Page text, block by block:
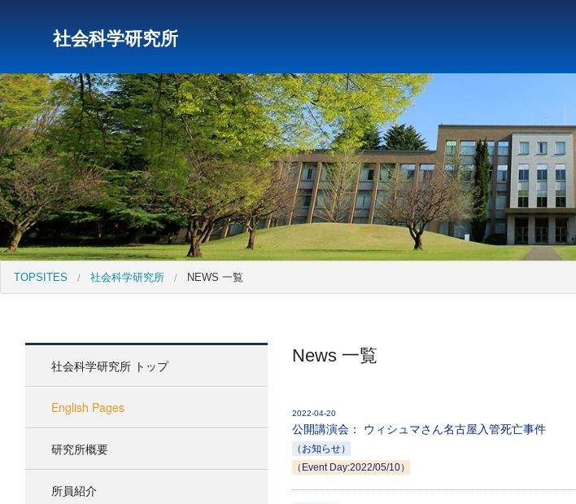
社会科学研究所
研究所トップ 教育研究所 社会科学研究所 キリスト教と文化研究所
TOPSITES 社会科学研究所 NEWS 一覧
社会科学研究所 トップ
English Pages
研究所概要
所員紹介
News 一覧
2022-04-20
公開講演会： ウィシュマさん名古屋入管死亡事件
（お知らせ）
（Event Day:2022/05/10）